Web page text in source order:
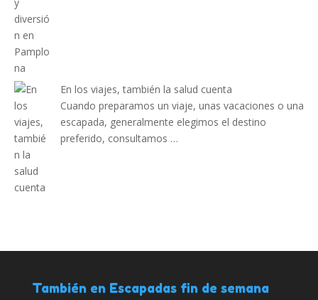
En los viajes, también la salud cuenta
Cuando preparamos un viaje, unas vacaciones o una
escapada, generalmente elegimos el destino
preferido, consultamos …
También en Escapadas fin de semana